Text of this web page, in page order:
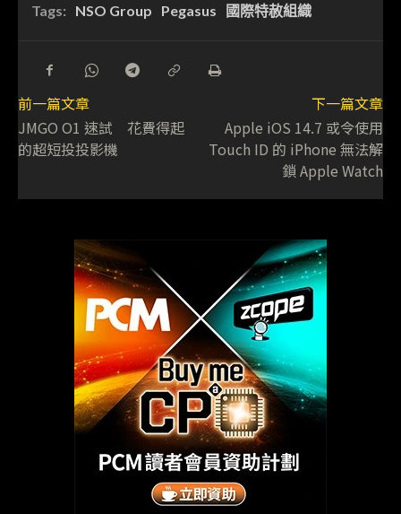
Tags: NSO Group Pegasus 國際特赦組織
前一篇文章
JMGO O1 速試 花費得起
的超短投投影機
下一篇文章
Apple iOS 14.7 或令使用
Touch ID 的 iPhone 無法解
鎖 Apple Watch